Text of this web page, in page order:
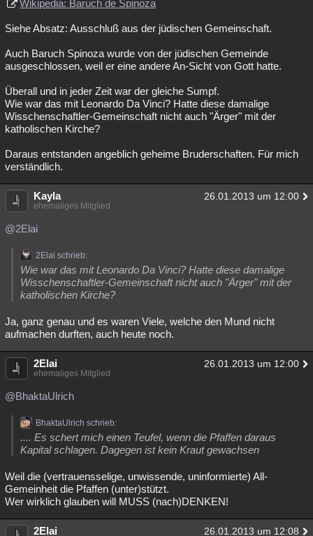
Wikipedia: Baruch de Spinoza
Siehe Absatz: Ausschluß aus der jüdischen Gemeinschaft.
Auch Baruch Spinoza wurde von der jüdischen Gemeinde
ausgeschlossen, weil er eine andere An-Sicht von Gott hatte.
Überall und in jeder Zeit war der gleiche Sumpf.
Wie war das mit Leonardo Da Vinci? Hatte diese damalige
Wisschenschaftler-Gemeinschaft nicht auch "Ärger" mit der
katholischen Kirche?
Daraus entstanden angeblich geheime Bruderschaften. Für mich
verständlich.
Kayla 26.01.2013 um 12:00
ehemaliges Mitglied
@2Elai
2Elai schrieb:
Wie war das mit Leonardo Da Vinci? Hatte diese damalige
Wisschenschaftler-Gemeinschaft nicht auch "Ärger" mit der
katholischen Kirche?
Ja, ganz genau und es waren Viele, welche den Mund nicht
aufmachen durften, auch heute noch.
2Elai 26.01.2013 um 12:00
ehemaliges Mitglied
@BhaktaUlrich
BhaktaUlrich schrieb:
.... Es schert mich einen Teufel, wenn die Pfaffen daraus
Kapital schlagen. Dagegen ist kein Kraut gewachsen
Weil die (vertrauensselige, unwissende, uninformierte) All-
Gemeinheit die Pfaffen (unter)stützt.
Wer wirklich glauben will MUSS (nach)DENKEN!
2Elai 26.01.2013 um 12:08